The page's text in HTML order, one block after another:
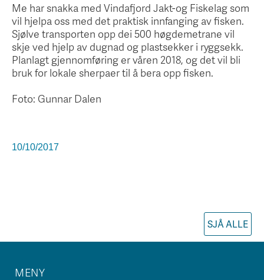
Me har snakka med Vindafjord Jakt-og Fiskelag som
vil hjelpa oss med det praktisk innfanging av fisken.
Sjølve transporten opp dei 500 høgdemetrane vil
skje ved hjelp av dugnad og plastsekker i ryggsekk.
Planlagt gjennomføring er våren 2018, og det vil bli
bruk for lokale sherpaer til å bera opp fisken.
Foto: Gunnar Dalen
10/10/2017
SJÅ ALLE
MENY